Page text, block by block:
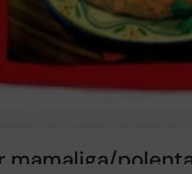
mamaliga/